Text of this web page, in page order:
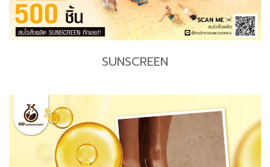
SUNSCREEN